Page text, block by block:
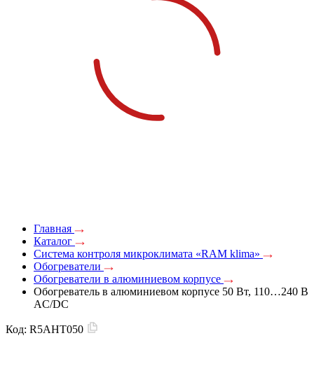
Главная
Каталог
Система контроля микроклимата «RAM klima»
Обогреватели
Обогреватели в алюминиевом корпусе
Обогреватель в алюминиевом корпусе 50 Вт, 110…240 В
AC/DC
Код: R5AHT050